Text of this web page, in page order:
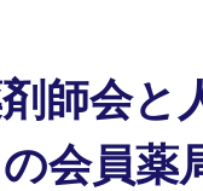
師会と
会員薬